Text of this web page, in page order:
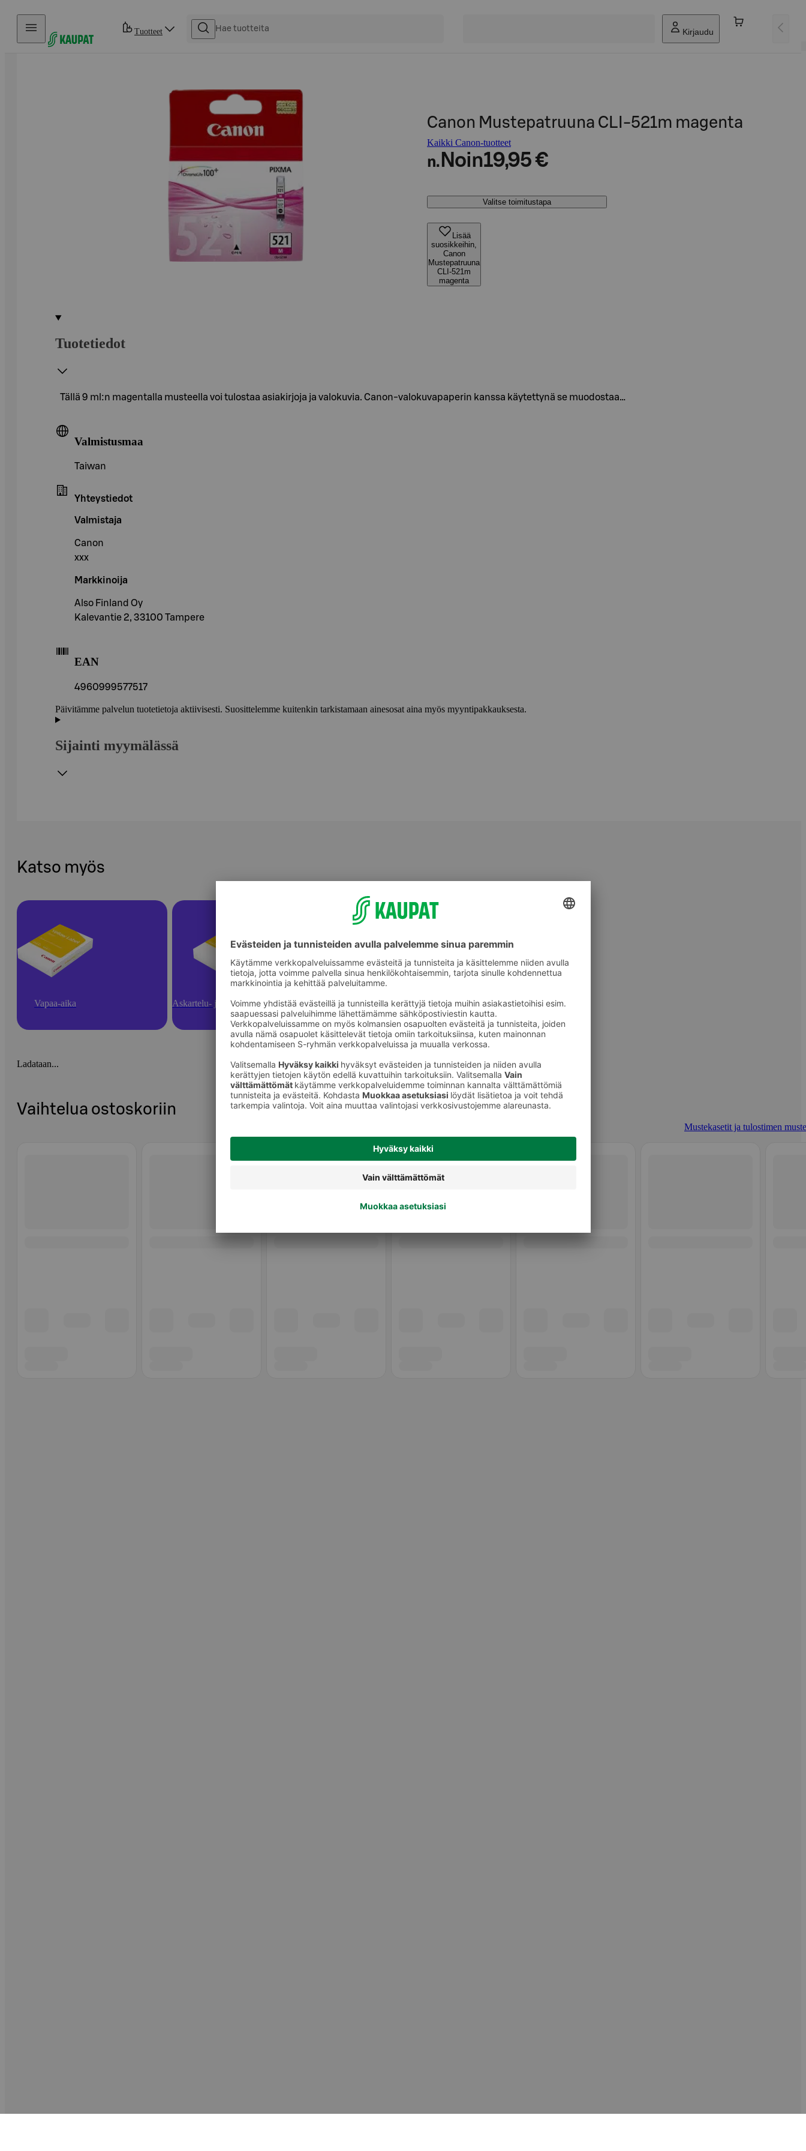
Hyppää sisältöön
Tuotteet Kirjaudu
Canon Mustepatruuna CLI-521m magenta
Kaikki Canon-tuotteet
n. Noin19,95 €
Valitse toimitustapa
Lisää
suosikkeihin,
Canon
Mustepatruuna
CLI-521m
magenta
Tuotetiedot
Tällä 9 ml:n magentalla musteella voi tulostaa asiakirjoja ja valokuvia. Canon-valokuvapaperin kanssa käytettynä se muodostaa…
Valmistusmaa
Taiwan
Yhteystiedot
Valmistaja
Canon
xxx
Markkinoija
Also Finland Oy
Kalevantie 2, 33100 Tampere
EAN
4960999577517
Päivitämme palvelun tuotetietoja aktiivisesti. Suosittelemme kuitenkin tarkistamaan ainesosat aina myös myyntipakkauksesta.
Sijainti myymälässä
Katso myös
Vapaa-aika Askartelu- ja toimistotarvikkeet Mustekasetit ja tulostimen musteet
Ladataan...
Vaihtelua ostoskoriin
Mustekasetit ja tulostimen